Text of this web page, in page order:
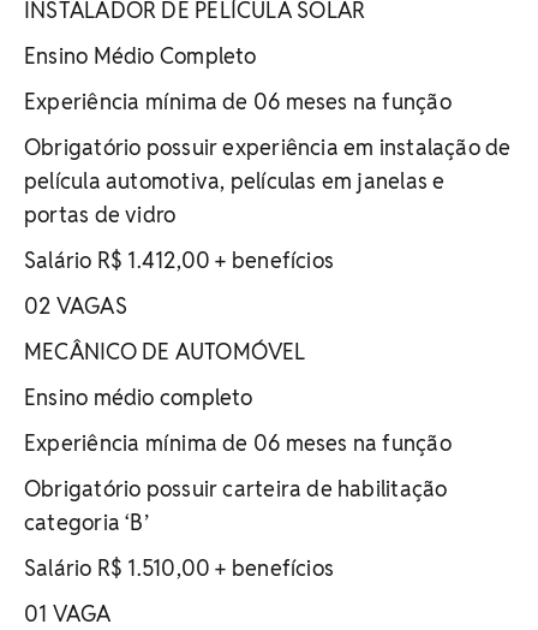
INSTALADOR DE PELÍCULA SOLAR
Ensino Médio Completo
Experiência mínima de 06 meses na função
Obrigatório possuir experiência em instalação de
película automotiva, películas em janelas e
portas de vidro
Salário R$ 1.412,00 + benefícios
02 VAGAS
MECÂNICO DE AUTOMÓVEL
Ensino médio completo
Experiência mínima de 06 meses na função
Obrigatório possuir carteira de habilitação
categoria ‘B’
Salário R$ 1.510,00 + benefícios
01 VAGA